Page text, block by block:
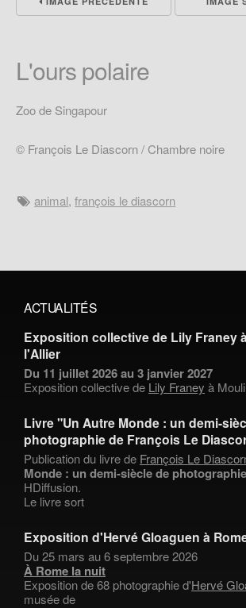
L'ours polaire
Zoo de Singapour
© François Le Diascorn / Chambre noire
animal,françois le diascorn
ACTUALITÉS
Exposition collective de Lily Franey
l'Allier
Du 11 juillet 2026 au 3 janvier 2027
Exposition collective de Lily Franey à
Livre "Un Autre Monde : un demi-
photographie de François Le
Publication du livre de François Le
Monde : un demi-siècle de photographie
HDiffusion.
Le livre sort
Exposition d'Hervé Gloaguen à
Du 25 mars au 6 septembre 2026
À Rome la nuit
Exposition de 68 photographie d'Hervé
musée de